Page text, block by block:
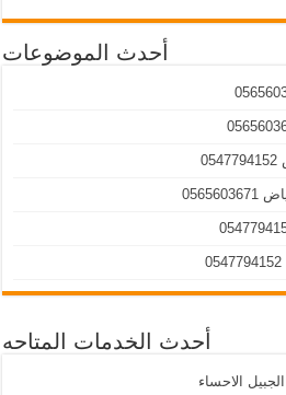
أحدث الموضوعات
أحدث الخدمات المتاحه
الاحساء